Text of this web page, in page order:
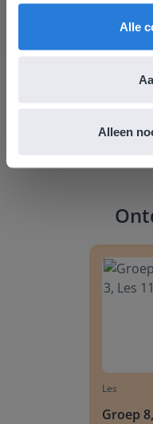
Alle
Alleen
Margrietschool
Les
Groep
English